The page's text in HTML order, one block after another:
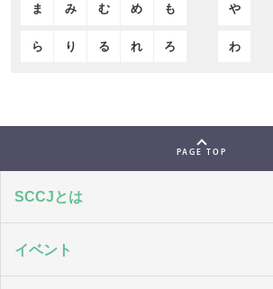
ま み む め も や
ら り る れ ろ わ
PAGE TOP
SCCJとは
イベント